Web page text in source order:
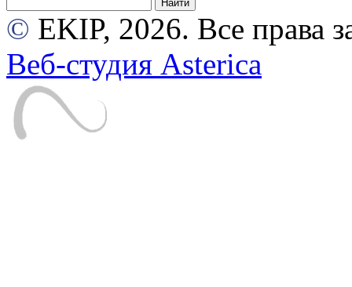
© EKIP, 2026. Все права
Веб-студия Asterica